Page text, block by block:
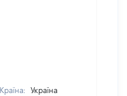
Країна:
Україна